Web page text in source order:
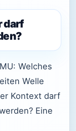
darf
Welches
Welle
Kontext darf
Eine